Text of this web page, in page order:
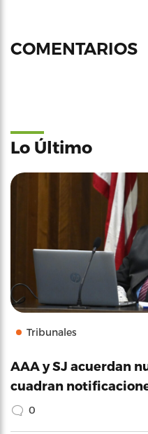
COMENTARIOS
Lo Último
Tribunales
AAA y SJ acuerdan
cuadran
0